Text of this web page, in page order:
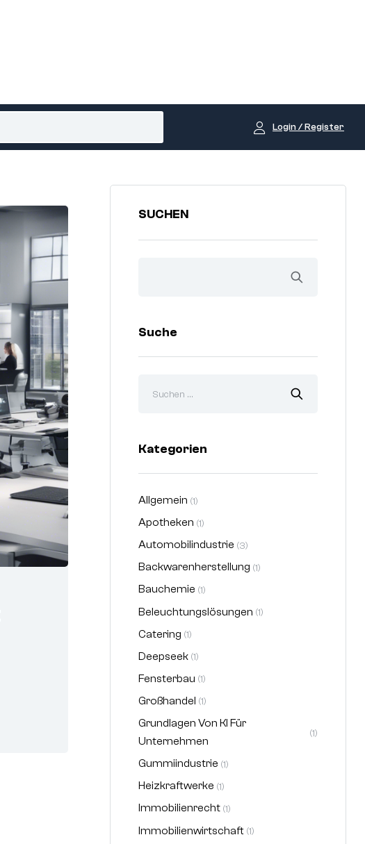
Login / Register
SUCHEN
Suche
Kategorien
Allgemein (1)
Apotheken (1)
Automobilindustrie (3)
Backwarenherstellung (1)
Bauchemie (1)
Beleuchtungslösungen (1)
Catering (1)
Deepseek (1)
Fensterbau (1)
Großhandel (1)
Grundlagen Von KI Für
Unternehmen
(1)
Gummiindustrie (1)
Heizkraftwerke (1)
Immobilienrecht (1)
Immobilienwirtschaft (1)